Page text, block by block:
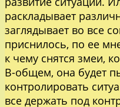
раскладывает
заглядывает во все
приснилось, по ее
к чему снятся змеи,
В-общем, она будет
контролировать
все держать под